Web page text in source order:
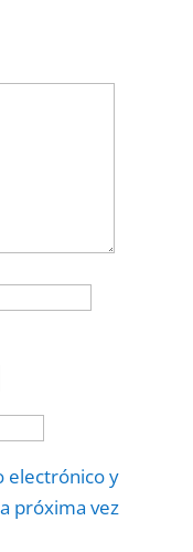
electrónico y
próxima vez